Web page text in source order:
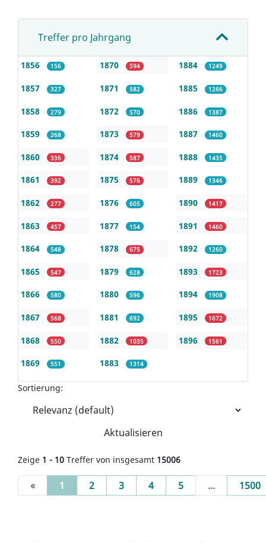
Treffer pro Jahrgang
1856 156
1857 327
1858 279
1859 268
1860 336
1861 392
1862 277
1863 457
1864 548
1865 547
1866 580
1867 568
1868 550
1869 551
1870 594
1871 582
1872 570
1873 579
1874 587
1875 576
1876 605
1877 154
1878 675
1879 628
1880 596
1881 692
1882 1035
1883 1314
1884 1249
1885 1266
1886 1387
1887 1460
1888 1435
1889 1346
1890 1417
1891 1460
1892 1260
1893 1723
1894 1908
1895 1672
1896 1561
Sortierung:
Aktualisieren
Zeige 1 - 10 Treffer von insgesamt 15006
« 1 (current)
2 3 4 5 ... 1500